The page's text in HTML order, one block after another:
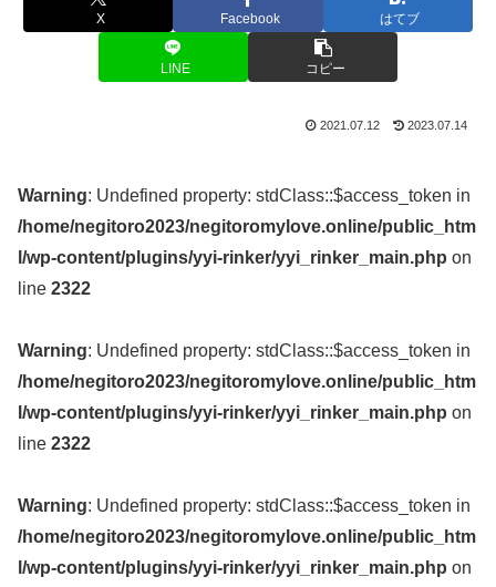
X Facebook はてブ
LINE コピー
2021.07.12 2023.07.14
Warning: Undefined property: stdClass::$access_token in
/home/negitoro2023/negitoromylove.online/public_htm
l/wp-content/plugins/yyi-rinker/yyi_rinker_main.php on
line 2322
Warning: Undefined property: stdClass::$access_token in
/home/negitoro2023/negitoromylove.online/public_htm
l/wp-content/plugins/yyi-rinker/yyi_rinker_main.php on
line 2322
Warning: Undefined property: stdClass::$access_token in
/home/negitoro2023/negitoromylove.online/public_htm
l/wp-content/plugins/yyi-rinker/yyi_rinker_main.php on